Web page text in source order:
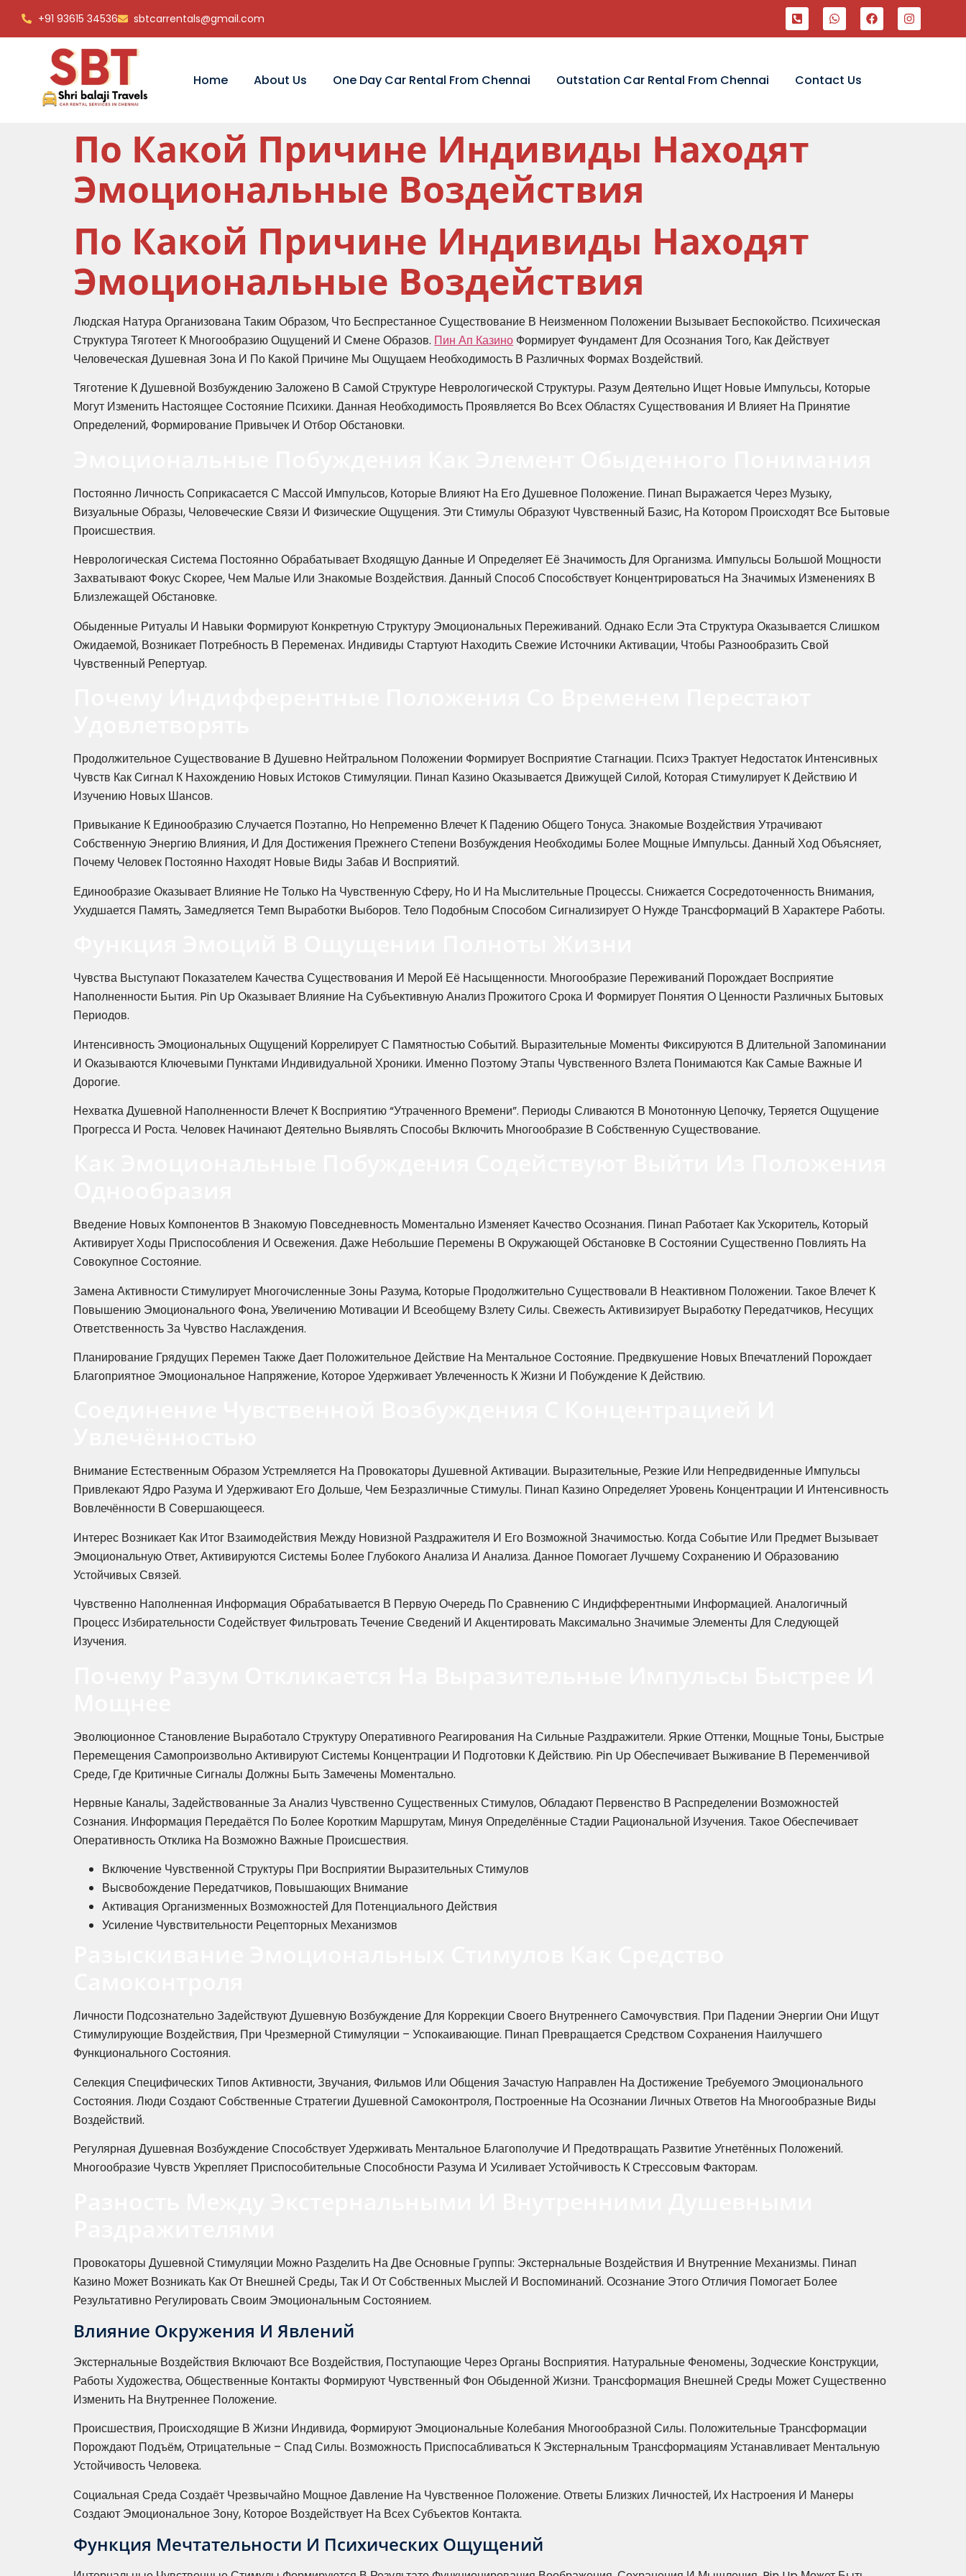
+91 93615 34536 sbtcarrentals@gmail.com
Home About Us One Day Car Rental From Chennai Outstation Car Rental From Chennai Contact Us
По Какой Причине Индивиды Находят
Эмоциональные Воздействия
По Какой Причине Индивиды Находят
Эмоциональные Воздействия
Людская Натура Организована Таким Образом, Что Беспрестанное Существование В Неизменном Положении Вызывает Беспокойство. Психическая
Структура Тяготеет К Многообразию Ощущений И Смене Образов. Пин Ап Казино Формирует Фундамент Для Осознания Того, Как Действует
Человеческая Душевная Зона И По Какой Причине Мы Ощущаем Необходимость В Различных Формах Воздействий.
Тяготение К Душевной Возбуждению Заложено В Самой Структуре Неврологической Структуры. Разум Деятельно Ищет Новые Импульсы, Которые
Могут Изменить Настоящее Состояние Психики. Данная Необходимость Проявляется Во Всех Областях Существования И Влияет На Принятие
Определений, Формирование Привычек И Отбор Обстановки.
Постоянно Личность Соприкасается С Массой Импульсов, Которые Влияют На Его Душевное Положение. Пинап Выражается Через Музыку,
Визуальные Образы, Человеческие Связи И Физические Ощущения. Эти Стимулы Образуют Чувственный Базис, На Котором Происходят Все Бытовые
Происшествия.
Неврологическая Система Постоянно Обрабатывает Входящую Данные И Определяет Её Значимость Для Организма. Импульсы Большой Мощности
Захватывают Фокус Скорее, Чем Малые Или Знакомые Воздействия. Данный Способ Способствует Концентрироваться На Значимых Изменениях В
Близлежащей Обстановке.
Обыденные Ритуалы И Навыки Формируют Конкретную Структуру Эмоциональных Переживаний. Однако Если Эта Структура Оказывается Слишком
Ожидаемой, Возникает Потребность В Переменах. Индивиды Стартуют Находить Свежие Источники Активации, Чтобы Разнообразить Свой
Чувственный Репертуар.
Продолжительное Существование В Душевно Нейтральном Положении Формирует Восприятие Стагнации. Психэ Трактует Недостаток Интенсивных
Чувств Как Сигнал К Нахождению Новых Истоков Стимуляции. Пинап Казино Оказывается Движущей Силой, Которая Стимулирует К Действию И
Изучению Новых Шансов.
Привыкание К Единообразию Случается Поэтапно, Но Непременно Влечет К Падению Общего Тонуса. Знакомые Воздействия Утрачивают
Собственную Энергию Влияния, И Для Достижения Прежнего Степени Возбуждения Необходимы Более Мощные Импульсы. Данный Ход Объясняет,
Почему Человек Постоянно Находят Новые Виды Забав И Восприятий.
Единообразие Оказывает Влияние Не Только На Чувственную Сферу, Но И На Мыслительные Процессы. Снижается Сосредоточенность Внимания,
Ухудшается Память, Замедляется Темп Выработки Выборов. Тело Подобным Способом Сигнализирует О Нужде Трансформаций В Характере Работы.
Чувства Выступают Показателем Качества Существования И Мерой Её Насыщенности. Многообразие Переживаний Порождает Восприятие
Наполненности Бытия. Pin Up Оказывает Влияние На Субъективную Анализ Прожитого Срока И Формирует Понятия О Ценности Различных Бытовых
Периодов.
Интенсивность Эмоциональных Ощущений Коррелирует С Памятностью Событий. Выразительные Моменты Фиксируются В Длительной Запоминании
И Оказываются Ключевыми Пунктами Индивидуальной Хроники. Именно Поэтому Этапы Чувственного Взлета Понимаются Как Самые Важные И
Дорогие.
Нехватка Душевной Наполненности Влечет К Восприятию “утраченного Времени”. Периоды Сливаются В Монотонную Цепочку, Теряется Ощущение
Прогресса И Роста. Человек Начинают Деятельно Выявлять Способы Включить Многообразие В Собственную Существование.
Введение Новых Компонентов В Знакомую Повседневность Моментально Изменяет Качество Осознания. Пинап Работает Как Ускоритель, Который
Активирует Ходы Приспособления И Освежения. Даже Небольшие Перемены В Окружающей Обстановке В Состоянии Существенно Повлиять На
Совокупное Состояние.
Замена Активности Стимулирует Многочисленные Зоны Разума, Которые Продолжительно Существовали В Неактивном Положении. Такое Влечет К
Повышению Эмоционального Фона, Увеличению Мотивации И Всеобщему Взлету Силы. Свежесть Активизирует Выработку Передатчиков, Несущих
Ответственность За Чувство Наслаждения.
Планирование Грядущих Перемен Также Дает Положительное Действие На Ментальное Состояние. Предвкушение Новых Впечатлений Порождает
Благоприятное Эмоциональное Напряжение, Которое Удерживает Увлеченность К Жизни И Побуждение К Действию.
Внимание Естественным Образом Устремляется На Провокаторы Душевной Активации. Выразительные, Резкие Или Непредвиденные Импульсы
Привлекают Ядро Разума И Удерживают Его Дольше, Чем Безразличные Стимулы. Пинап Казино Определяет Уровень Концентрации И Интенсивность
Вовлечённости В Совершающееся.
Интерес Возникает Как Итог Взаимодействия Между Новизной Раздражителя И Его Возможной Значимостью. Когда Событие Или Предмет Вызывает
Эмоциональную Ответ, Активируются Системы Более Глубокого Анализа И Анализа. Данное Помогает Лучшему Сохранению И Образованию
Устойчивых Связей.
Чувственно Наполненная Информация Обрабатывается В Первую Очередь По Сравнению С Индифферентными Информацией. Аналогичный
Процесс Избирательности Содействует Фильтровать Течение Сведений И Акцентировать Максимально Значимые Элементы Для Следующей
Изучения.
Эволюционное Становление Выработало Структуру Оперативного Реагирования На Сильные Раздражители. Яркие Оттенки, Мощные Тоны, Быстрые
Перемещения Самопроизвольно Активируют Системы Концентрации И Подготовки К Действию. Pin Up Обеспечивает Выживание В Переменчивой
Среде, Где Критичные Сигналы Должны Быть Замечены Моментально.
Нервные Каналы, Задействованные За Анализ Чувственно Существенных Стимулов, Обладают Первенство В Распределении Возможностей
Сознания. Информация Передаётся По Более Коротким Маршрутам, Минуя Определённые Стадии Рациональной Изучения. Такое Обеспечивает
Оперативность Отклика На Возможно Важные Происшествия.
Включение Чувственной Структуры При Восприятии Выразительных Стимулов
Высвобождение Передатчиков, Повышающих Внимание
Активация Организменных Возможностей Для Потенциального Действия
Усиление Чувствительности Рецепторных Механизмов
Личности Подсознательно Задействуют Душевную Возбуждение Для Коррекции Своего Внутреннего Самочувствия. При Падении Энергии Они Ищут
Стимулирующие Воздействия, При Чрезмерной Стимуляции – Успокаивающие. Пинап Превращается Средством Сохранения Наилучшего
Функционального Состояния.
Селекция Специфических Типов Активности, Звучания, Фильмов Или Общения Зачастую Направлен На Достижение Требуемого Эмоционального
Состояния. Люди Создают Собственные Стратегии Душевной Самоконтроля, Построенные На Осознании Личных Ответов На Многообразные Виды
Воздействий.
Регулярная Душевная Возбуждение Способствует Удерживать Ментальное Благополучие И Предотвращать Развитие Угнетённых Положений.
Многообразие Чувств Укрепляет Приспособительные Способности Разума И Усиливает Устойчивость К Стрессовым Факторам.
Провокаторы Душевной Стимуляции Можно Разделить На Две Основные Группы: Экстернальные Воздействия И Внутренние Механизмы. Пинап
Казино Может Возникать Как От Внешней Среды, Так И От Собственных Мыслей И Воспоминаний. Осознание Этого Отличия Помогает Более
Результативно Регулировать Своим Эмоциональным Состоянием.
Влияние Окружения И Явлений
Экстернальные Воздействия Включают Все Воздействия, Поступающие Через Органы Восприятия. Натуральные Феномены, Зодческие Конструкции,
Работы Художества, Общественные Контакты Формируют Чувственный Фон Обыденной Жизни. Трансформация Внешней Среды Может Существенно
Изменить На Внутреннее Положение.
Происшествия, Происходящие В Жизни Индивида, Формируют Эмоциональные Колебания Многообразной Силы. Положительные Трансформации
Порождают Подъём, Отрицательные – Спад Силы. Возможность Приспосабливаться К Экстернальным Трансформациям Устанавливает Ментальную
Устойчивость Человека.
Социальная Среда Создаёт Чрезвычайно Мощное Давление На Чувственное Положение. Ответы Близких Личностей, Их Настроения И Манеры
Создают Эмоциональное Зону, Которое Воздействует На Всех Субъектов Контакта.
Функция Мечтательности И Психических Ощущений